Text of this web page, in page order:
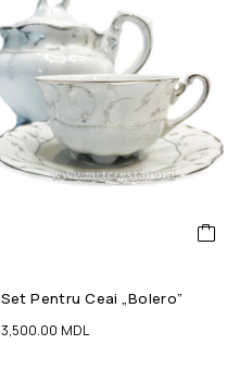
Set Pentru Ceai „Bolero”
3,500.00 MDL